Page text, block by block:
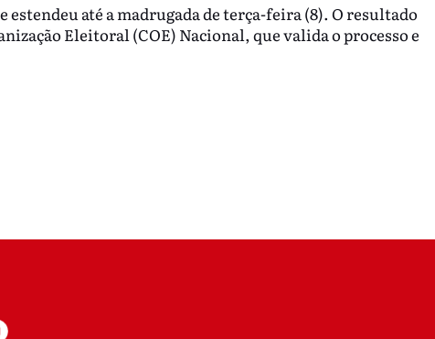
estendeu até a madrugada de terça-feira (8). O resultado
Eleitoral (COE) Nacional, que valida o processo e